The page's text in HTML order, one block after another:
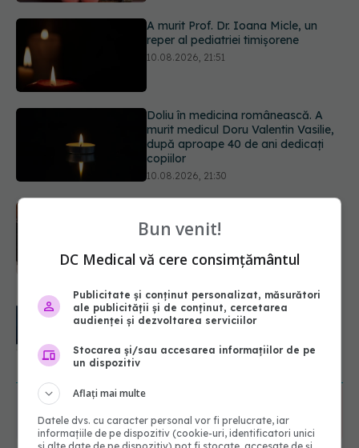
Doliu în medicina românească. A
murit medicul Doru Valentin Vasilie,
după aproape 40 de ani dedicați
Cafeaua rece pe care o poți face
acasă: are doar 84 de calorii și se
prepară în câteva minute
10.08.2026, 20:51
presiune. Dr. Alis Grasu (SABIF), la
Academia de Sănătate
10.08.2026, 20:19
Semnul de pe picioare care poate
dezvălui că arterele sunt grav
afectate
10.08.2026, 22:29
URMĂREȘTE-NE ȘI PE:
URMĂRITORI 6560
ABONAȚI
Bun venit!
DC Medical vă cere consimțământul
Publicitate și conținut personalizat, măsurători
ale publicității și de conținut, cercetarea
audienței și dezvoltarea serviciilor
Stocarea și/sau accesarea informațiilor de pe
un dispozitiv
Aflați mai multe
Datele dvs. cu caracter personal vor fi prelucrate, iar
informațiile de pe dispozitiv (cookie-uri, identificatori unici